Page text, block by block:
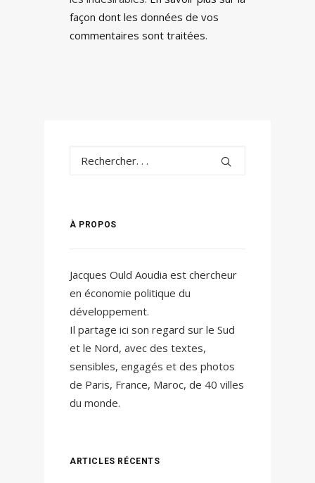
façon dont les données de vos
commentaires sont traitées.
À PROPOS
Jacques Ould Aoudia est chercheur
en économie politique du
développement.
Il partage ici son regard sur le Sud
et le Nord, avec des textes,
sensibles, engagés et des photos
de Paris, France, Maroc, de 40 villes
du monde.
ARTICLES RÉCENTS